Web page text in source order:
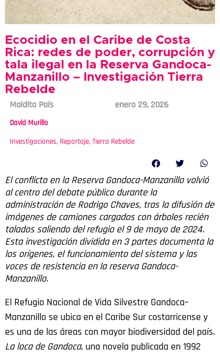
Ecocidio en el Caribe de Costa
Rica: redes de poder, corrupción y
tala ilegal en la Reserva Gandoca-
Manzanillo – Investigación Tierra
Rebelde
Maldito País enero 29, 2026
David Murillo
Investigaciones, Reportaje, Tierra Rebelde
El conflicto en la Reserva Gandoca-Manzanillo volvió
al centro del debate público durante la
administración de Rodrigo Chaves, tras la difusión de
imágenes de camiones cargados con árboles recién
talados saliendo del refugio el 9 de mayo de 2024.
Esta investigación dividida en 3 partes documenta la
los orígenes, el funcionamiento del sistema y las
voces de resistencia en la reserva Gandoca-
Manzanillo.
El Refugio Nacional de Vida Silvestre Gandoca–
Manzanillo se ubica en el Caribe Sur costarricense y
es una de las áreas con mayor biodiversidad del país.
La loca de Gandoca, una novela publicada en 1992